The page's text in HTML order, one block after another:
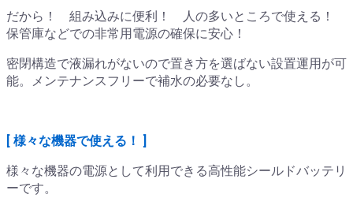
だから！ 組み込みに便利！ 人の多いところで使える！
保管庫などでの非常用電源の確保に安心！
密閉構造で液漏れがないので置き方を選ばない設置運用が可
能。メンテナンスフリーで補水の必要なし。
[ 様々な機器で使える！ ]
様々な機器の電源として利用できる高性能シールドバッテリ
ーです。